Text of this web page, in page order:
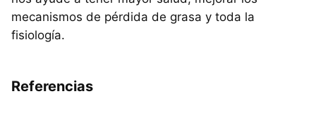
mecanismos de pérdida de grasa y toda la
fisiología.
Referencias